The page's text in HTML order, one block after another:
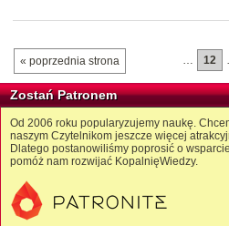
« poprzednia strona … 12
Zostań Patronem
Od 2006 roku popularyzujemy naukę.
naszym Czytelnikom jeszcze więcej
Dlatego postanowiliśmy poprosić o
pomóż nam rozwijać KopalnięWiedzy.